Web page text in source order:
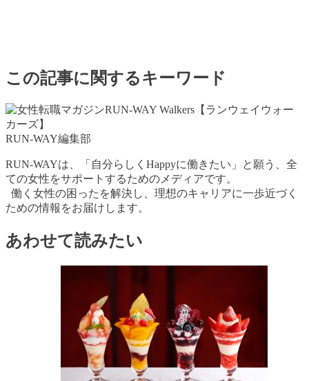
この記事に関するキーワード
RUN-WAY編集部
RUN-WAYは、「自分らしくHappyに働きたい」と願う、全
ての女性をサポートするためのメディアです。
働く女性の困ったを解決し、理想のキャリアに一歩近づく
ための情報をお届けします。
あわせて読みたい